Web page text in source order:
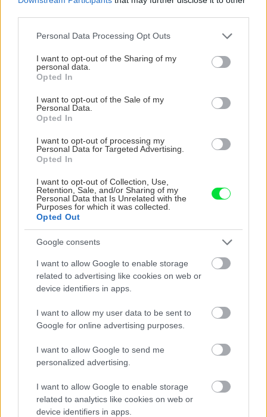
Please note that this website/app uses one or more Google
not limited to your visit or usage behaviour. You may click to
grant or deny consent to Google and its third-party tags to
use your data for below specified purposes in below Google
consent section.
Personal Data Processing Opt Outs
I want to opt-out of the Sharing of my
personal data.
Opted In
I want to opt-out of the Sale of my
Personal Data.
Opted In
I want to opt-out of processing my
Personal Data for Targeted Advertising.
Opted In
I want to opt-out of Collection, Use,
Retention, Sale, and/or Sharing of my
Personal Data that Is Unrelated with the
Purposes for which it was collected.
Opted Out
Google consents
I want to allow Google to enable storage
related to advertising like cookies on web or
device identifiers in apps.
I want to allow my user data to be sent to
Google for online advertising purposes.
I want to allow Google to send me
personalized advertising.
I want to allow Google to enable storage
related to analytics like cookies on web or
device identifiers in apps.
pohľady? Vyrobte si takéto masívne orechové
svietidlo
Trvalky, ktoré znesú sucho a teplo? Tieto
vysaďte na miesta, na ktoré slnko svieti celý
deň